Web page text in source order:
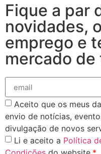
Fique a par
novidades,
emprego e
mercado
Aceito que os meus
envio de notícias,
divulgação de novos
Li e aceito a Política